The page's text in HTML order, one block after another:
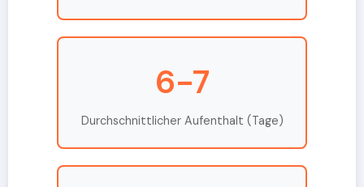
6-7
Durchschnittlicher Aufenthalt (Tage)